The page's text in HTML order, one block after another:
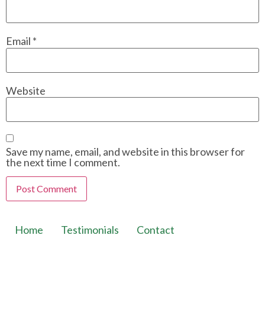
Email *
Website
Save my name, email, and website in this browser for
the next time I comment.
Home Testimonials Contact